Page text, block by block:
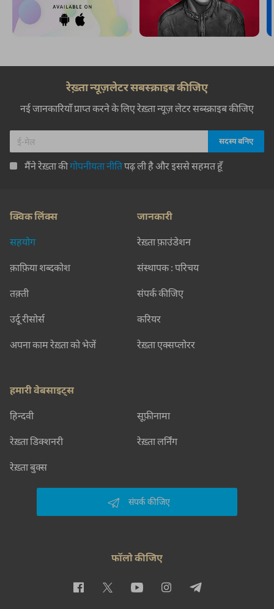
रेख़्ता न्यूज़लेटर सबस्क्राइब कीजिए
नई जानकारियाँ प्राप्त करने के लिए रेख़्ता न्यूज़ लेटर सब्स्क्राइब कीजिए
मैंने रेख़्ता कीगोपनीयता नीतिपढ़ ली है और इससे सहमत हूँ
क्विक लिंक्स
सहयोग
क़ाफ़िया शब्दकोश
तक़्ती
उर्दू रीसोर्स
अपना काम रेख़्ता को भेजें
जानकारी
रेख़्ता फ़ाउंडेशन
संस्थापक : परिचय
संपर्क कीजिए
करियर
रेख़्ता एक्सप्लोरर
हमारी वेबसाइट्स
हिन्दवी सूफ़ीनामा
रेख़्ता डिक्शनरी रेख़्ता लर्निंग
रेख़्ता बुक्स
संपर्क कीजिए
फॉलो कीजिए